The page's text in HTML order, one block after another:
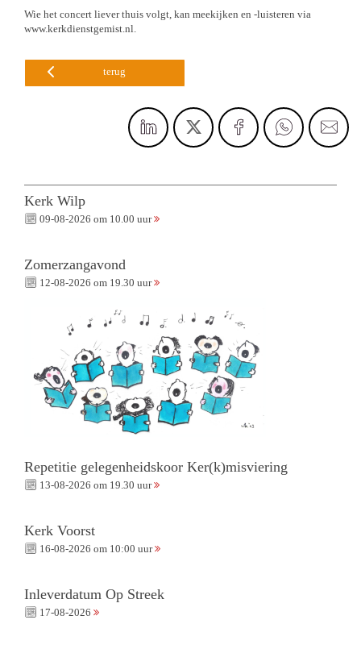
Wie het concert liever thuis volgt, kan meekijken en -luisteren via
www.kerkdienstgemist.nl.
terug
Kerk Wilp
09-08-2026 om 10.00 uur
Zomerzangavond
12-08-2026 om 19.30 uur
Repetitie gelegenheidskoor Ker(k)misviering
13-08-2026 om 19.30 uur
Kerk Voorst
16-08-2026 om 10:00 uur
Inleverdatum Op Streek
17-08-2026